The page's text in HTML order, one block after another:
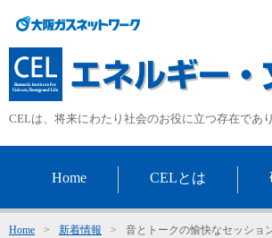
CELは、将来にわたり社会のお役に立つ存在であ
Home CELとは
Home > 新着情報 > 音とトークの愉快なセッショ